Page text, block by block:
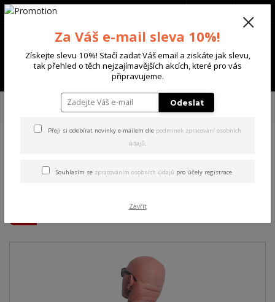
Menu
+420 702 136 620
TRIKA & TÍLKA
Yakuza pánské tričko Fairy Tale Regular
T-Shirt black 3XL
Tale Regular T-Shirt black
Za Váš e-mail sleva 10%!
Získejte slevu 10%! Stačí zadat Váš email a ziskáte jak slevu,
tak přehled o těch nejzajímavějších akcích, které pro vás
připravujeme.
Odeslat
Přeji si odebírat novinky e-mailem dle podmínek zpracování osobních
údajů.
Souhlasím se zpracováním osobních údajů pro účely registrace.
Zavřít